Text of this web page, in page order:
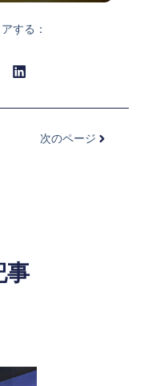
する：
次のページ
事